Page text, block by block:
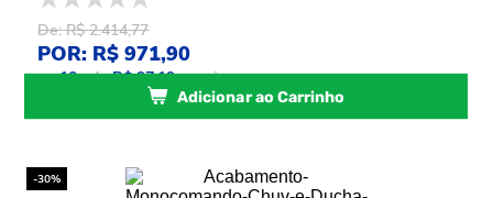
De: R$ 2.414,77
POR: R$ 971,90
ou10xdeR$ 97,19sem juros
Adicionar ao Carrinho
-30%